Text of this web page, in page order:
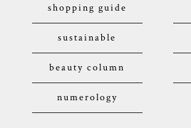
shopping guide
sustainable
beauty column
numerology